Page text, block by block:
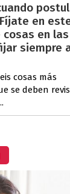
en
en
siempre
cosas más
se deben